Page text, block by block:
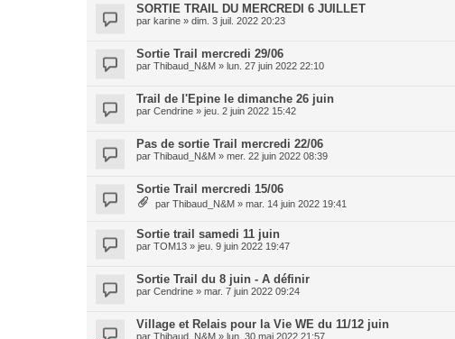
SORTIE TRAIL DU MERCREDI 6 JUILLET
par karine » dim. 3 juil. 2022 20:23
Sortie Trail mercredi 29/06
par Thibaud_N&M » lun. 27 juin 2022 22:10
Trail de l'Epine le dimanche 26 juin
par Cendrine » jeu. 2 juin 2022 15:42
Pas de sortie Trail mercredi 22/06
par Thibaud_N&M » mer. 22 juin 2022 08:39
Sortie Trail mercredi 15/06
par Thibaud_N&M » mar. 14 juin 2022 19:41
Sortie trail samedi 11 juin
par TOM13 » jeu. 9 juin 2022 19:47
Sortie Trail du 8 juin - A définir
par Cendrine » mar. 7 juin 2022 09:24
Village et Relais pour la Vie WE du 11/12 juin
par Thibaud_N&M » lun. 30 mai 2022 21:57